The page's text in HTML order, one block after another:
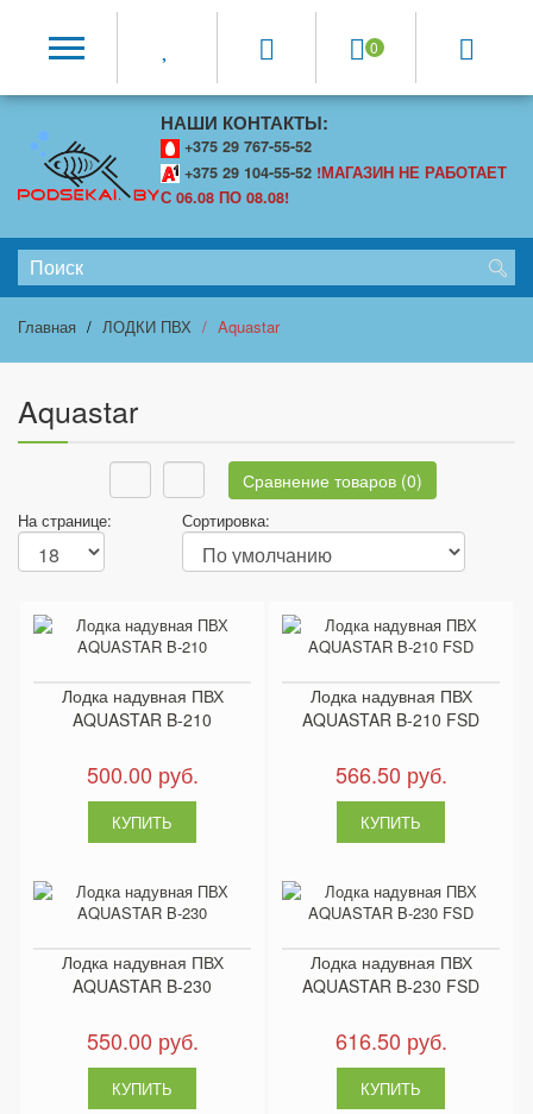
0
НАШИ КОНТАКТЫ:
+375 29 767-55-52
+375 29 104-55-52 !МАГАЗИН НЕ РАБОТАЕТ
С 06.08 ПО 08.08!
Главная ЛОДКИ ПВХ Aquastar
Aquastar
Сравнение товаров (0)
На странице: Сортировка:
Лодка надувная ПВХ
AQUASTAR B-210
500.00 руб.
Лодка надувная ПВХ
AQUASTAR B-210 FSD
566.50 руб.
Лодка надувная ПВХ
AQUASTAR B-230
550.00 руб.
Лодка надувная ПВХ
AQUASTAR B-230 FSD
616.50 руб.